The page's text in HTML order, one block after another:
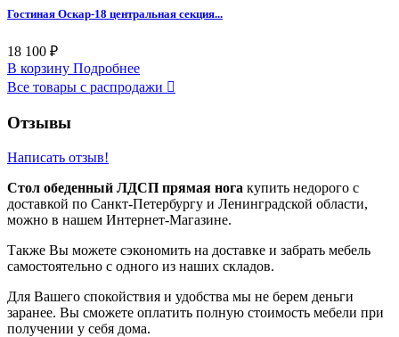
Гостиная Оскар-18 центральная секция...
18 100 ₽
В корзину Подробнее
Все товары с распродажи 
Отзывы
Написать отзыв!
Стол обеденный ЛДСП прямая нога купить недорого с
доставкой по Санкт-Петербургу и Ленинградской области,
можно в нашем Интернет-Магазине.
Также Вы можете сэкономить на доставке и забрать мебель
самостоятельно с одного из наших складов.
Для Вашего спокойствия и удобства мы не берем деньги
заранее. Вы сможете оплатить полную стоимость мебели при
получении у себя дома.